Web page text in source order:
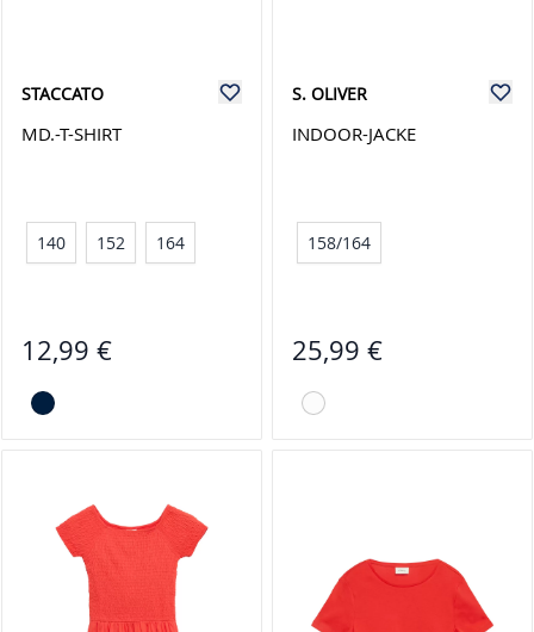
STACCATO
MD.-T-SHIRT
140 152 164
12,99 €
S. OLIVER
INDOOR-JACKE
158/164
25,99 €